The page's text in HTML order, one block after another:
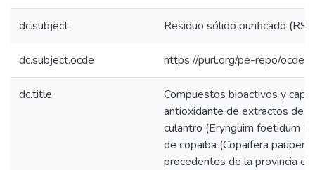
dc.subject Residuo sólido purificado
dc.subject.ocde https://purl.org/pe-repo/ocde/
dc.title
Compuestos bioactivos y
antioxidante de extractos de
culantro (Erynguim foetidum
de copaiba (Copaifera paupera)
procedentes de la provincia